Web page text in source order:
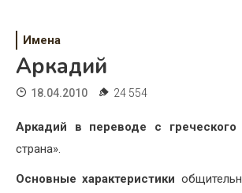
Дети
Свадьба
Хобби
Имена
Аркадий
18.04.2010 24 554
Аркадий в переводе с греческого
страна».
Основные характеристики